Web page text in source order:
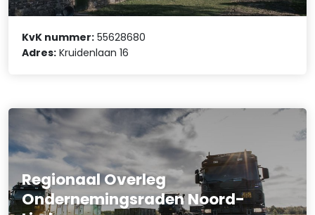
KvK nummer: 55628680
Adres: Kruidenlaan 16
Regionaal Overleg
Ondernemingsraden Noord-